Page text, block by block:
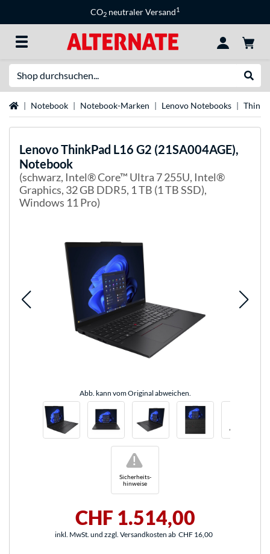
CO2 neutraler Versand1
StartseiteNotebook Notebook-Marken Lenovo Notebooks
LenovoThinkPad L16 G2 (21SA004AGE),
Notebook
(schwarz, Intel® Core™ Ultra 7 255U, Intel®
Graphics, 32 GB DDR5, 1 TB (1 TB SSD),
Windows 11 Pro)
Abb. kann vom Original abweichen.
Sicherheits-
hinweise
!
CHF 1.514,00
inkl. MwSt. und zzgl. Versandkosten ab CHF 16,00